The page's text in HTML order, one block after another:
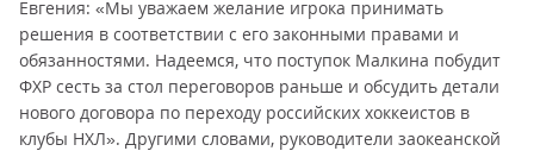
Евгения: «Мы уважаем желание игрока принимать
решения в соответствии с его законными правами и
обязанностями. Надеемся, что поступок Малкина побудит
ФХР сесть за стол переговоров раньше и обсудить детали
нового договора по переходу российских хоккеистов в
клубы НХЛ». Другими словами, руководители заокеанской